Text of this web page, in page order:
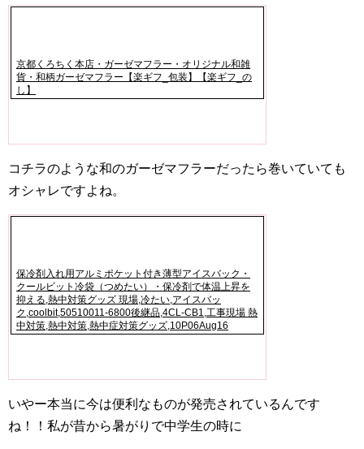
京都くろちく本店・ガーゼマフラー・オリジナル和雑
貨・和柄ガーゼマフラー【楽ギフ_包装】【楽ギフ_の
し】
コチラのような和のガーゼマフラーだったら巻いていても
オシャレですよね。
保冷剤入れ用アルミポケット付き薄型アイスバック・
クールビット冷袋（つめたい）・保冷剤で体温上昇を
抑える,熱中対策グッズ 現場,冷たい,アイスバッ
ク,coolbit,50510011-6800後継品,4CL-CB1,工事現場 熱
中対策,熱中対策,熱中症対策グッズ,10P06Aug16
いやー本当に今は便利なものが発売されているんです
ね！！私が昔から暑がりで中学生の時に